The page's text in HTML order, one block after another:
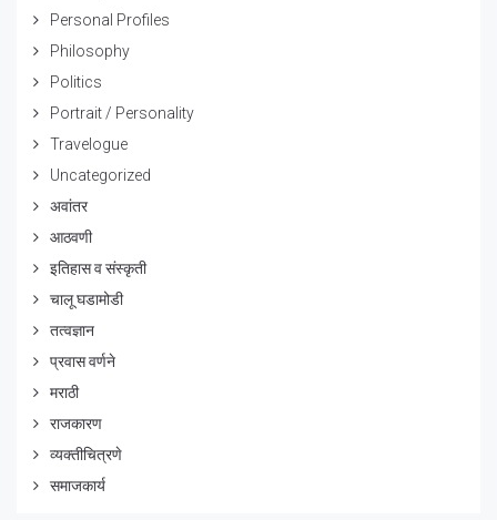
Personal Profiles
Philosophy
Politics
Portrait / Personality
Travelogue
Uncategorized
अवांतर
आठवणी
इतिहास व संस्कृती
चालू घडामोडी
तत्वज्ञान
प्रवास वर्णने
मराठी
राजकारण
व्यक्तीचित्रणे
समाजकार्य